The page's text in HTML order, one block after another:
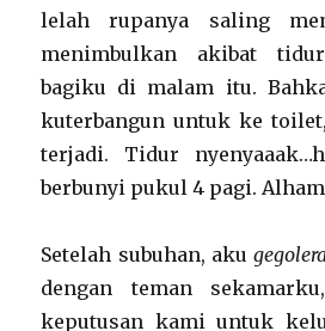
lelah rupanya saling
menimbulkan akibat
bagiku di malam itu.
kuterbangun untuk ke
terjadi. Tidur
berbunyi pukul 4 pagi.
Setelah subuhan, aku
dengan teman
keputusan kami untuk